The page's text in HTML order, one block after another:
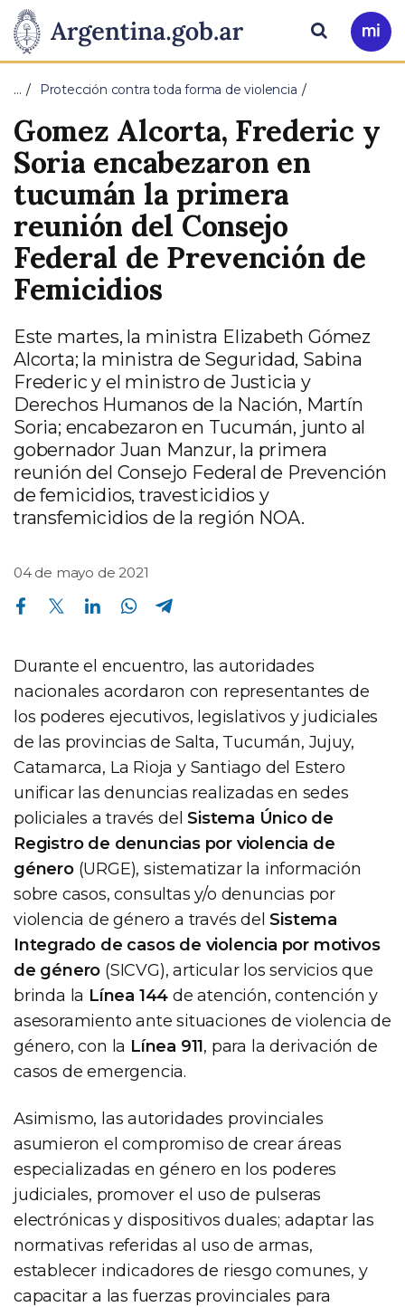
Presidencia
de
la
Nación
Pasar al contenido principal
Ir
a
Buscar
… Protección contra toda forma de violencia
Gomez Alcorta, Frederic y
Soria encabezaron en
tucumán la primera
reunión del Consejo
Federal de Prevención de
Femicidios
Este martes, la ministra Elizabeth Gómez
Alcorta; la ministra de Seguridad, Sabina
Frederic y el ministro de Justicia y
Derechos Humanos de la Nación, Martín
Soria; encabezaron en Tucumán, junto al
gobernador Juan Manzur, la primera
reunión del Consejo Federal de Prevención
de femicidios, travesticidios y
transfemicidios de la región NOA.
04 de mayo de 2021
Compartir en Facebook Compartir en Twitter Compartir en Linkedin Compartir en Whatsapp
Durante el encuentro, las autoridades
nacionales acordaron con representantes de
los poderes ejecutivos, legislativos y judiciales
de las provincias de Salta, Tucumán, Jujuy,
Catamarca, La Rioja y Santiago del Estero
unificar las denuncias realizadas en sedes
policiales a través delSistema Único de
Registro de denuncias por violencia de
género(URGE), sistematizar la información
sobre casos, consultas y/o denuncias por
violencia de género a través delSistema
Integrado de casos de violencia por motivos
de género (SICVG), articular los servicios que
brinda la Línea 144 de atención, contención y
asesoramiento ante situaciones de violencia de
género, con la Línea 911, para la derivación de
casos de emergencia.
Asimismo, las autoridades provinciales
asumieron el compromiso de crear áreas
especializadas en género en los poderes
judiciales, promover el uso de pulseras
electrónicas y dispositivos duales; adaptar las
normativas referidas al uso de armas,
establecer indicadores de riesgo comunes, y
capacitar a las fuerzas provinciales para